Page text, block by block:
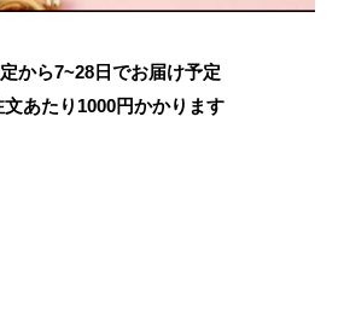
から7~28日でお届け予定
あたり 1000円かかります